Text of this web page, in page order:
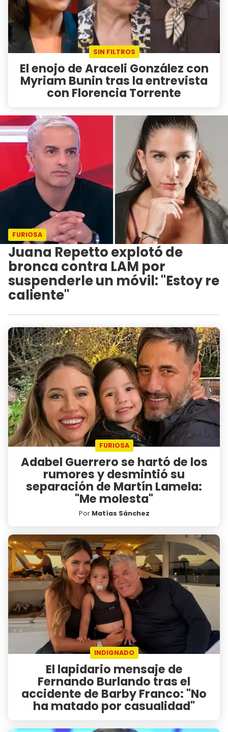
SIN FILTROS
El enojo de Araceli González con
Myriam Bunin tras la entrevista
con Florencia Torrente
FURIOSA
Juana Repetto explotó de
bronca contra LAM por
suspenderle un móvil: "Estoy re
caliente"
FURIOSA
Adabel Guerrero se hartó de los
rumores y desmintió su
separación de Martín Lamela:
"Me molesta"
Por Matías Sánchez
INDIGNADO
El lapidario mensaje de
Fernando Burlando tras el
accidente de Barby Franco: "No
ha matado por casualidad"